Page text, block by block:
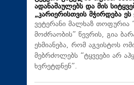
ადანაშაულებს და მის
„კარიერისთვის მჭირდება
ვეტერანი მალხაზ თოფურია
მოძრაობის” წევრის, გია
ეხმიანება, რომ აგვისტოს
მებრძოლებს “ტყვეები არ
ხვრეტდნენ”.